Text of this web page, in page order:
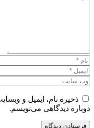
ذخیره نام، ایمیل و
دوباره دیدگاهی می‌نویسم.